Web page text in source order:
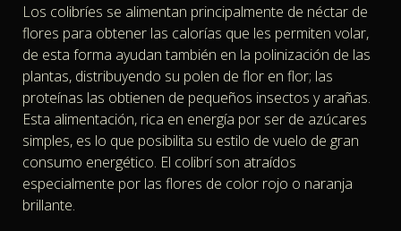
Los colibríes se alimentan principalmente de néctar de
flores para obtener las calorías que les permiten volar,
de esta forma ayudan también en la polinización de las
plantas, distribuyendo su polen de flor en flor; las
proteínas las obtienen de pequeños insectos y arañas.
Esta alimentación, rica en energía por ser de azúcares
simples, es lo que posibilita su estilo de vuelo de gran
consumo energético. El colibrí son atraídos
especialmente por las flores de color rojo o naranja
brillante.